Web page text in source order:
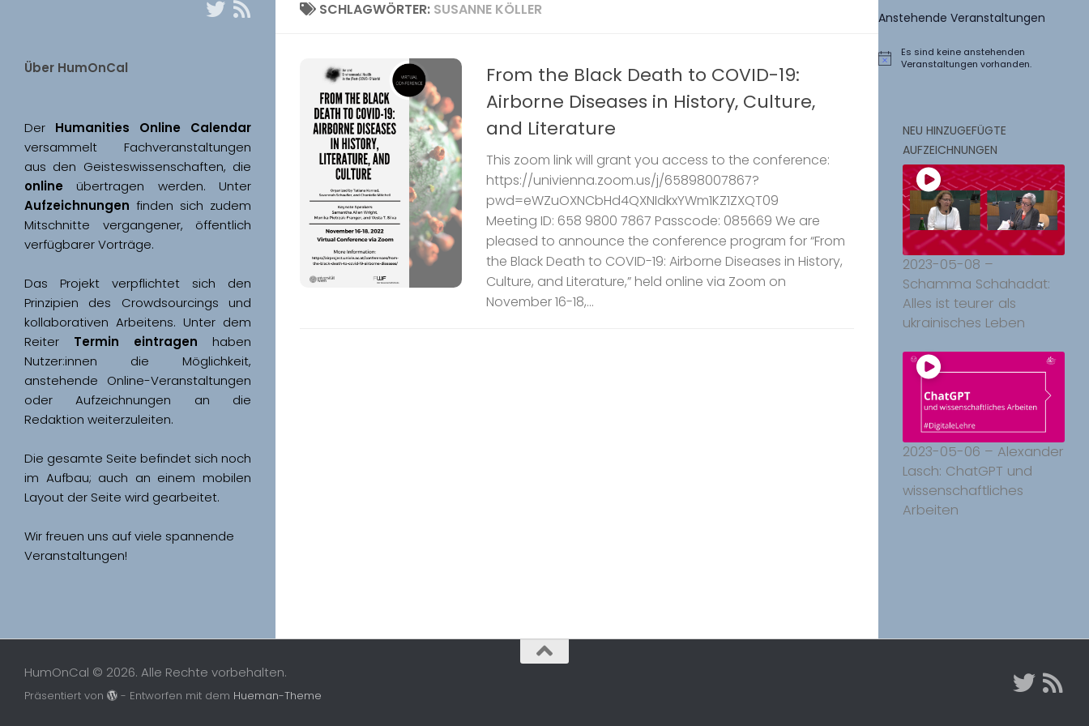
SCHLAGWÖRTER: SUSANNE KÖLLER
From the Black Death to COVID-19:
Airborne Diseases in History, Culture,
and Literature
This zoom link will grant you access to the conference:
https://univienna.zoom.us/j/65898007867?
pwd=eWZuOXNCbHd4QXNIdkxYWm1KZ1ZXQT09
Meeting ID: 658 9800 7867 Passcode: 085669 We are
pleased to announce the conference program for “From
the Black Death to COVID-19: Airborne Diseases in History,
Culture, and Literature,” held online via Zoom on
November 16-18,...
Über HumOnCal
Der
versammelt Fachveranstaltungen
online
Aufzeichnungen finden sich zudem
Mitschnitte vergangener, öffentlich
Das Projekt verpflichtet sich den
Prinzipien des Crowdsourcings und
kollaborativen Arbeitens. Unter dem
Reiter Termin eintragen haben
Nutzer:innen die Möglichkeit,
anstehende Online-Veranstaltungen
oder Aufzeichnungen an die
Redaktion weiterzuleiten.
Die gesamte Seite befindet sich noch
im Aufbau; auch an einem mobilen
Wir freuen uns auf viele spannende
Veranstaltungen!
Anstehende Veranstaltungen
Hinweis
Es sind keine anstehenden
Veranstaltungen vorhanden.
NEU HINZUGEFÜGTE
AUFZEICHNUNGEN
2023-05-08 –
Schamma Schahadat:
Alles ist teurer als
ukrainisches Leben
2023-05-06 – Alexander
Lasch: ChatGPT und
wissenschaftliches
Arbeiten
HumOnCal © 2026. Alle Rechte vorbehalten.
Präsentiert von - Entworfen mit dem Hueman-Theme